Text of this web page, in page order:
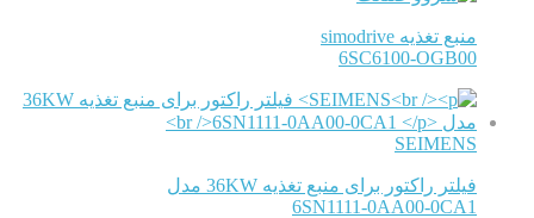
منبع تغذیه simodrive
6SC6100-OGB00
SEIMENS
فیلتر راکتور برای منبع تغذیه 36KW مدل
6SN1111-0AA00-0CA1